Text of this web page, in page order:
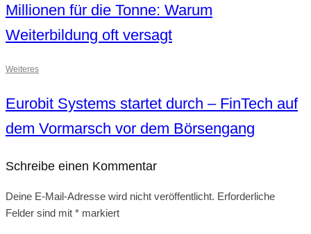
Millionen für die Tonne: Warum
Weiterbildung oft versagt
Weiteres
Eurobit Systems startet durch – FinTech auf
dem Vormarsch vor dem Börsengang
Schreibe einen Kommentar
Deine E-Mail-Adresse wird nicht veröffentlicht. Erforderliche
Felder sind mit * markiert